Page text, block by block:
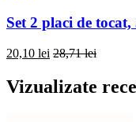
Set 2 placi de
20,10 lei 28,71 lei
Vizualizate